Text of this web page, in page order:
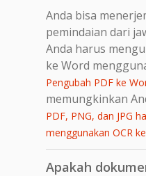
Anda bisa
pemindaian dari
Anda harus
ke Word
Pengubah PDF ke
memungkinkan
PDF, PNG, dan JPG
menggunakan OCR
Apakah